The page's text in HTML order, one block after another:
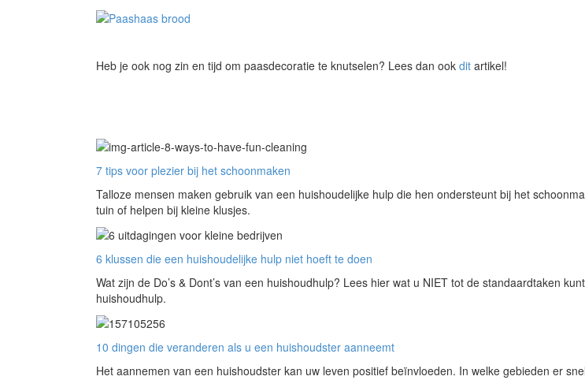
Heb je ook nog zin en tijd om paasdecoratie te knutselen? Lees dan ook dit artikel!
7 tips voor plezier bij het schoonmaken
Talloze mensen maken gebruik van een huishoudelijke hulp die hen ondersteunt bij het
tuin of helpen bij kleine klusjes.
6 klussen die een huishoudelijke hulp niet hoeft te doen
Wat zijn de Do’s & Dont’s van een huishoudhulp? Lees hier wat u NIET tot de standaardtaken
huishoudhulp.
10 dingen die veranderen als u een huishoudster aanneemt
Het aannemen van een huishoudster kan uw leven positief beïnvloeden. In welke gebieden er